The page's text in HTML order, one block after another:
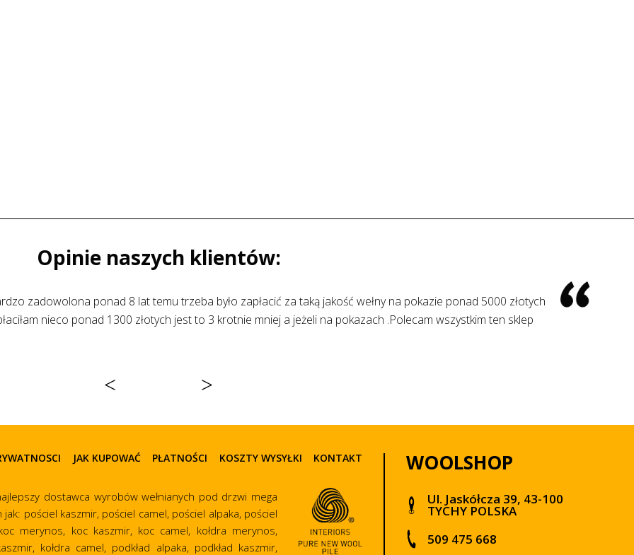
Opinie naszych klientów:
kołdrę wełnianą fachowe doradztwo znakomita jakość wełny szybka wysyłka. Polecam wszystkim
< >
JAK KUPOWAĆ PŁATNOŚCI KOSZTY WYSYŁKI KONTAKT
dostawca wyrobów wełnianych pod drzwi mega
pościel kaszmir, pościel camel, pościel alpaka, pościel
merynos, koc kaszmir, koc camel, kołdra merynos,
kołdra camel, podkład alpaka, podkład kaszmir,
WOOLSHOP
Ul. Jaskółcza 39, 43-100
TYCHY POLSKA
509 475 668